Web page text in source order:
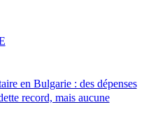
en Bulgarie : des dépenses
record, mais aucune